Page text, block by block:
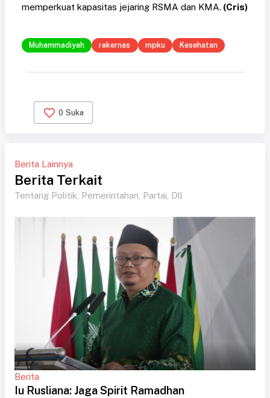
memperkuat kapasitas jejaring RSMA dan KMA. (Cris)
Muhammadiyah rakernas mpku Kesehatan
0 Suka
Berita Lainnya
Berita Terkait
Tentang Politik, Pemerintahan, Partai, Dll
Berita
Iu Rusliana: Jaga Spirit Ramadhan